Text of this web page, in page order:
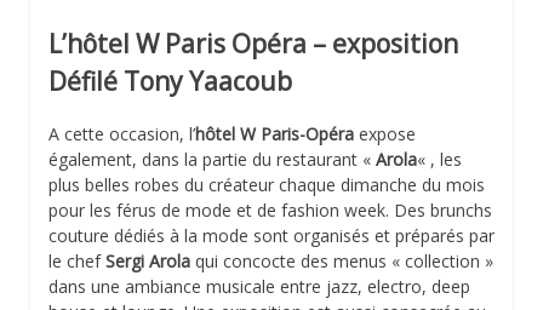
L’hôtel W Paris Opéra – exposition
Défilé Tony Yaacoub
A cette occasion, l’hôtel W Paris-Opéra expose
également, dans la partie du restaurant « Arola« , les
plus belles robes du créateur chaque dimanche du mois
pour les férus de mode et de fashion week. Des brunchs
couture dédiés à la mode sont organisés et préparés par
le chefSergi Arola qui concocte des menus « collection »
dans une ambiance musicale entre jazz, electro, deep